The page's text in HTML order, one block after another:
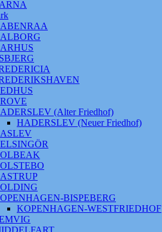
(Alter Friedhof)
HADERSLEV (Neuer Friedhof)
BISPEBERG
KOPENHAGEN-WESTFRIEDHOF